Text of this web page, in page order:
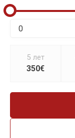
5 лет
350€